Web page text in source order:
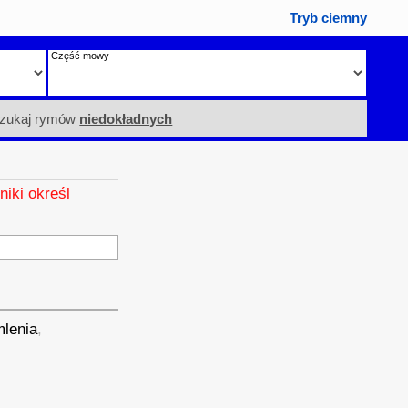
Tryb ciemny
Część mowy
rymów niedokładnych
określ
,